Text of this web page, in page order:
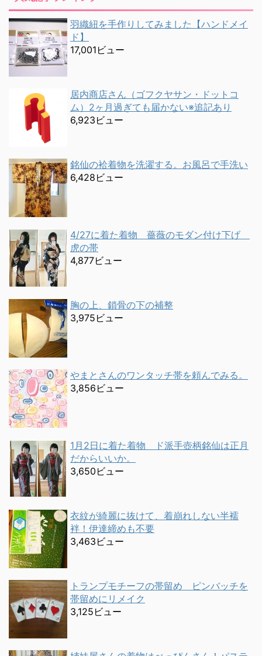
羽織紐を手作りしてみました【ハンドメイ
ド】
17,001ビュー
居内商店さん（ゴフクヤサン・ドットコ
ム）2ヶ月過ぎても届かない※追記あり
6,923ビュー
銘仙の袷着物を洗濯する。お風呂で手洗い
6,428ビュー
4/27に着た着物 薔薇のモダン付け下げ
虎の帯
4,877ビュー
胸の上、鎖骨の下の補整
3,975ビュー
やまとさんのワンタッチ帯を頼んでみる。
3,856ビュー
1月2日に着た着物 ド派手壺柄銘仙は正月
だからいいか。
3,650ビュー
衣紋が綺麗に抜けて、着崩れしない半襦
袢！伊達締めも不要
3,463ビュー
トランプモチーフの帯留め ピンバッチを
帯留めにリメイク
3,125ビュー